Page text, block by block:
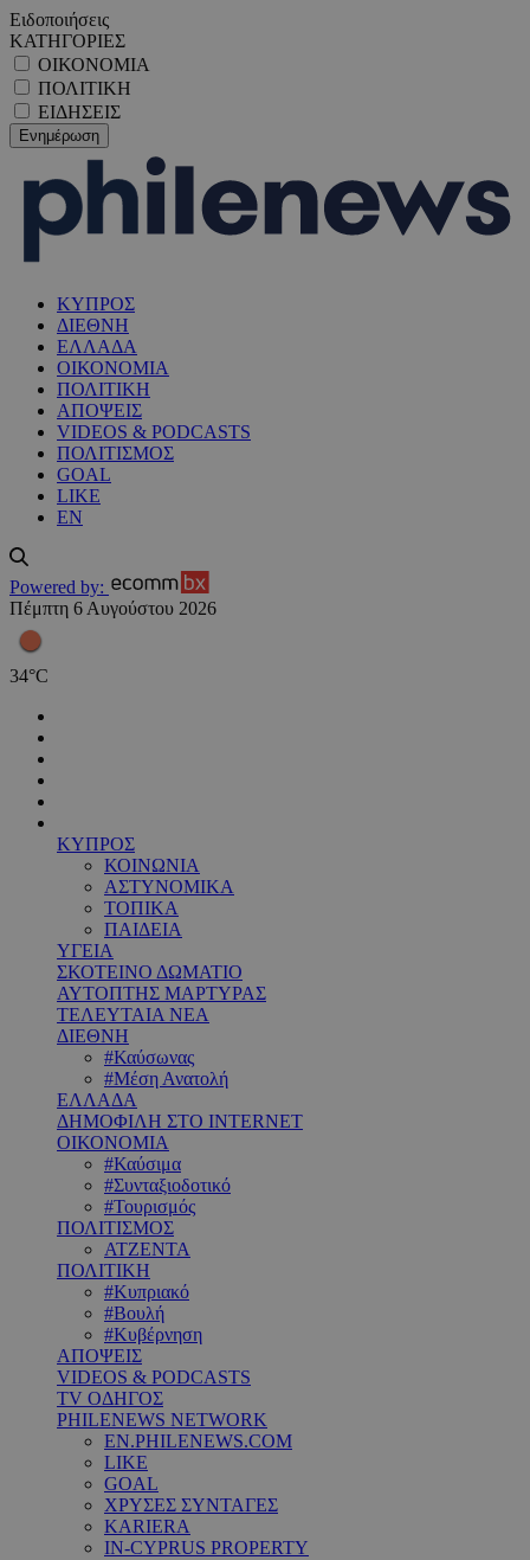
Ειδοποιήσεις
ΚΑΤΗΓΟΡΙΕΣ
ΟΙΚΟΝΟΜΙΑ
ΠΟΛΙΤΙΚΗ
ΕΙΔΗΣΕΙΣ
ΚΥΠΡΟΣ
ΔΙΕΘΝΗ
ΕΛΛΑΔΑ
ΟΙΚΟΝΟΜΙΑ
ΠΟΛΙΤΙΚΗ
ΑΠΟΨΕΙΣ
VIDEOS & PODCASTS
ΠΟΛΙΤΙΣΜΟΣ
GOAL
LIKE
EN
Powered by:
Πέμπτη 6 Αυγούστου 2026
34°C
ΚΥΠΡΟΣ
ΚΟΙΝΩΝΙΑ
ΑΣΤΥΝΟΜΙΚΑ
ΤΟΠΙΚΑ
ΠΑΙΔΕΙΑ
ΥΓΕΙΑ
ΣΚΟΤΕΙΝΟ ΔΩΜΑΤΙΟ
ΑΥΤΟΠΤΗΣ ΜΑΡΤΥΡΑΣ
ΤΕΛΕΥΤΑΙΑ ΝΕΑ
ΔΙΕΘΝΗ
#Καύσωνας
#Μέση Ανατολή
ΕΛΛΑΔΑ
ΔΗΜΟΦΙΛΗ ΣΤΟ INTERNET
ΟΙΚΟΝΟΜΙΑ
#Καύσιμα
#Συνταξιοδοτικό
#Τουρισμός
ΠΟΛΙΤΙΣΜΟΣ
ΑΤΖΕΝΤΑ
ΠΟΛΙΤΙΚΗ
#Κυπριακό
#Βουλή
#Κυβέρνηση
ΑΠΟΨΕΙΣ
VIDEOS & PODCASTS
TV ΟΔΗΓΟΣ
PHILENEWS NETWORK
EN.PHILENEWS.COM
LIKE
GOAL
ΧΡΥΣΕΣ ΣΥΝΤΑΓΕΣ
KARIERA
IN-CYPRUS PROPERTY